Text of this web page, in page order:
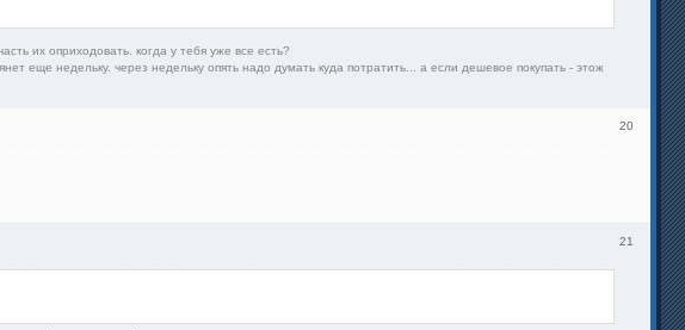
их оприходовать. когда у тебя уже все есть?
еще недельку. через недельку опять надо думать куда потратить... а если дешевое покупать - этож
20
21